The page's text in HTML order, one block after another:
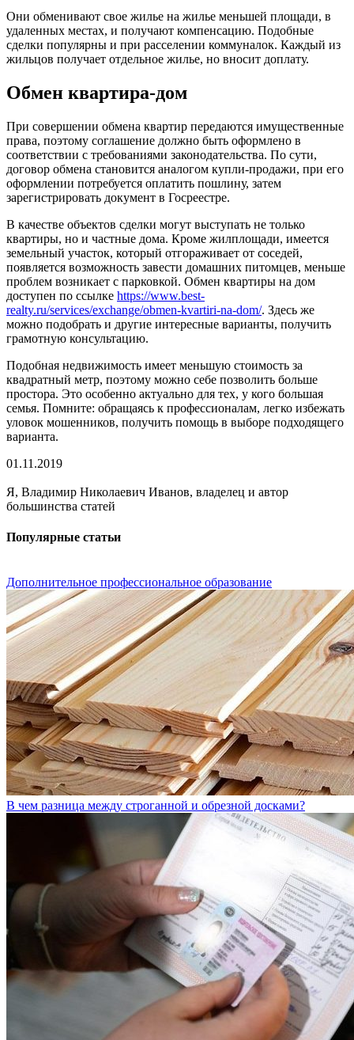
Они обменивают свое жилье на жилье меньшей площади, в
удаленных местах, и получают компенсацию. Подобные
сделки популярны и при расселении коммуналок. Каждый из
жильцов получает отдельное жилье, но вносит доплату.
Обмен квартира-дом
При совершении обмена квартир передаются имущественные
права, поэтому соглашение должно быть оформлено в
соответствии с требованиями законодательства. По сути,
договор обмена становится аналогом купли-продажи, при его
оформлении потребуется оплатить пошлину, затем
зарегистрировать документ в Госреестре.
В качестве объектов сделки могут выступать не только
квартиры, но и частные дома. Кроме жилплощади, имеется
земельный участок, который отгораживает от соседей,
появляется возможность завести домашних питомцев, меньше
проблем возникает с парковкой. Обмен квартиры на дом
доступен по ссылке https://www.best-
realty.ru/services/exchange/obmen-kvartiri-na-dom/. Здесь же
можно подобрать и другие интересные варианты, получить
грамотную консультацию.
Подобная недвижимость имеет меньшую стоимость за
квадратный метр, поэтому можно себе позволить больше
простора. Это особенно актуально для тех, у кого большая
семья. Помните: обращаясь к профессионалам, легко избежать
уловок мошенников, получить помощь в выборе подходящего
варианта.
01.11.2019
Я, Владимир Николаевич Иванов, владелец и автор
большинства статей
Популярные статьи
Дополнительное профессиональное образование
В чем разница между строганной и обрезной досками?